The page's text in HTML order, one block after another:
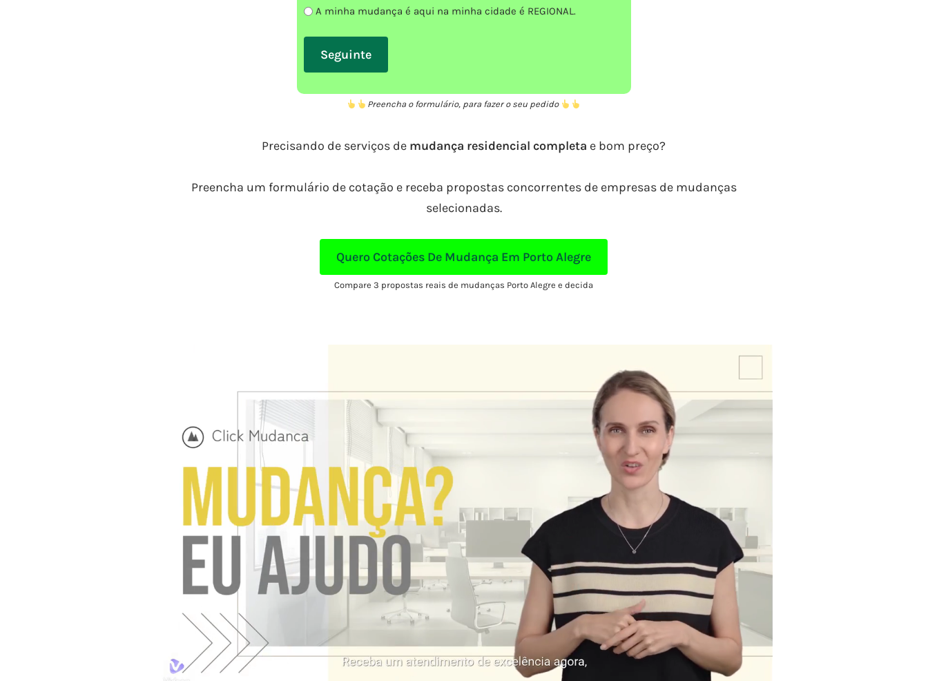
A minha mudança é aqui na minha cidade é REGIONAL.
Preencha o formulário, para fazer o seu pedido
Precisando de serviços de mudança residencial completa e bom preço?
Preencha um formulário de cotação e receba propostas concorrentes de empresas de mudanças
selecionadas.
Quero Cotações De Mudança Em Porto Alegre
Compare 3 propostas reais de mudanças Porto Alegre e decida